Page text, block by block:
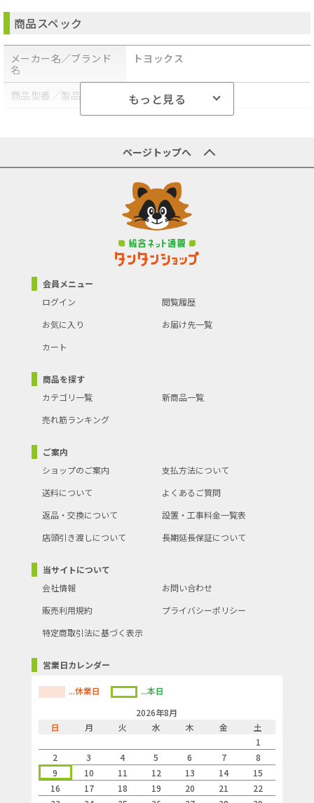
●【仕様】
●使用流体：水。
●内径１５ｍｍ。
●使用圧力：０～０．７ＭＰａ（０～７ｋｇｆ／ｃｍ２）。
●耐熱温度：６０度。
●ホース長：２０ｍ。
●色：ブルー。
●【材質】
●ＰＶＣ。
●ポリエステル糸。
●商品コード：4975196404122
●JANコード：4975196404122
●ブランド名：ＴＯＹＯＸ
●商品名：水まきホース ２０Ｍ
●屋外散水用商品ですので食品・加工業務・及び一般家庭での飲
用・調理用・炊飯用の給水や洗浄用途には使用しないで下さい。
商品スペック
メーカー名／ブランド
名
トヨックス
商品型番／製品番号
MMH-1520
もっと見る
ページトップへ
会員メニュー
ログイン
閲覧履歴
お気に入り
お届け先一覧
カート
商品を探す
カテゴリ一覧
新商品一覧
売れ筋ランキング
ご案内
ショップのご案内
支払方法について
送料について
よくあるご質問
返品・交換について
設置・工事料金一覧表
店頭引き渡しについて
長期延長保証について
当サイトについて
会社情報
お問い合わせ
販売利用規約
プライバシーポリシー
特定商取引法に基づく表示
営業日カレンダー
...休業日
...本日
2026年8月
日
月 火 水 木 金
土
1
2
3 4 5 6 7
8
9
10 11 12 13 14
15
16
17 18 19 20 21
22